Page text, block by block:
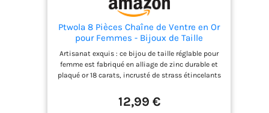
Ptwola 8 Pièces Chaîne de Ventre en Or
pour Femmes - Bijoux de Taille
Ajustable - Chaîne de Corps en Or
Plaqué 18 Carats pour Accessoires Sexy
de Plage en Été
Artisanat exquis : ce bijou de taille réglable pour
femme est fabriqué en alliage de zinc durable et
plaqué or 18 carats, incrusté de strass étincelants
luxueuse. La surface polie et le design de
galvanoplastie ne se décolorent pas facilement,
12,99 €